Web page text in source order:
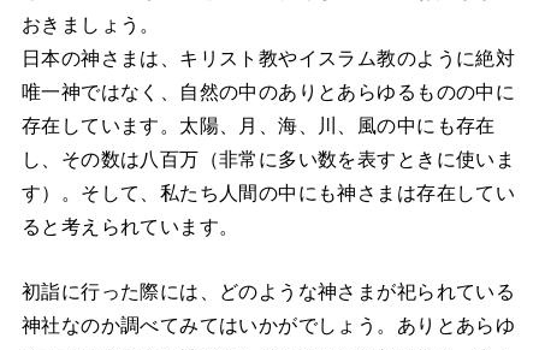
おきましょう。
日本の神さまは、キリスト教やイスラム教のように絶対
唯一神ではなく、自然の中のありとあらゆるものの中に
存在しています。太陽、月、海、川、風の中にも存在
し、その数は八百万（非常に多い数を表すときに使いま
す）。そして、私たち人間の中にも神さまは存在してい
ると考えられています。
初詣に行った際には、どのような神さまが祀られている
神社なのか調べてみてはいかがでしょう。ありとあらゆ